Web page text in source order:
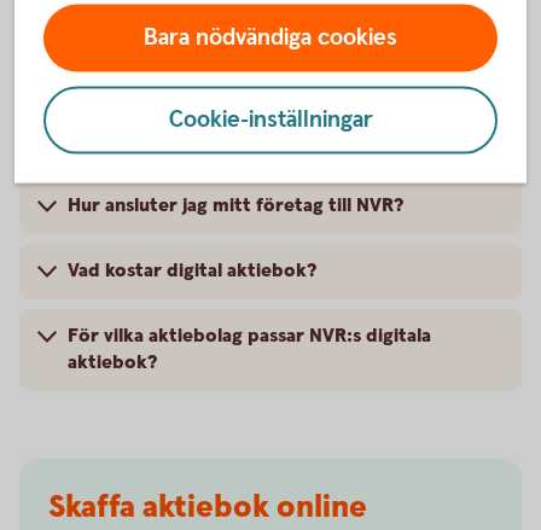
Frågor och svar om NVR:s digitala
aktiebok
Hur ansluter jag mitt företag till NVR?
Vad kostar digital aktiebok?
För vilka aktiebolag passar NVR:s digitala
aktiebok?
Skaffa aktiebok online
Bara nödvändiga cookies
Cookie-inställningar